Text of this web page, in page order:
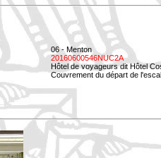
06 - Menton
20160600546NUC2A
Hôtel de voyageurs dit Hôtel
Couvrement du départ de